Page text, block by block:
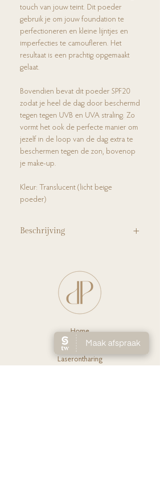
touch van jouw teint. Dit poeder
gebruik je om jouw foundation te
perfectioneren en kleine lijntjes en
imperfecties te camoufleren. Het
resultaat is een prachtig opgemaakt
gelaat.
Bovendien bevat dit poeder SPF20
zodat je heel de dag door beschermd
tegen tegen UVB en UVA straling. Zo
vormt het ook de perfecte manier om
jezelf in de loop van de dag extra te
beschermen tegen de zon, bovenop
je make-up.
Kleur: Translucent (licht beige
poeder)
Beschrijving
imperfecties te camoufleren, of om je look
te mattifiëren. Gebruik het ook om je gelaat
in de loop van de dag extra te beschermen
tegen de zon, bovenop je make-up (kleur
Home
Huidverbetering
Laserontharing